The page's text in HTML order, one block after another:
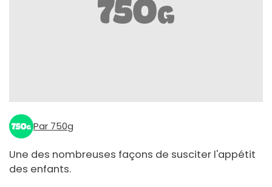
Par 750g
Une des nombreuses façons de susciter l'appétit
des enfants.